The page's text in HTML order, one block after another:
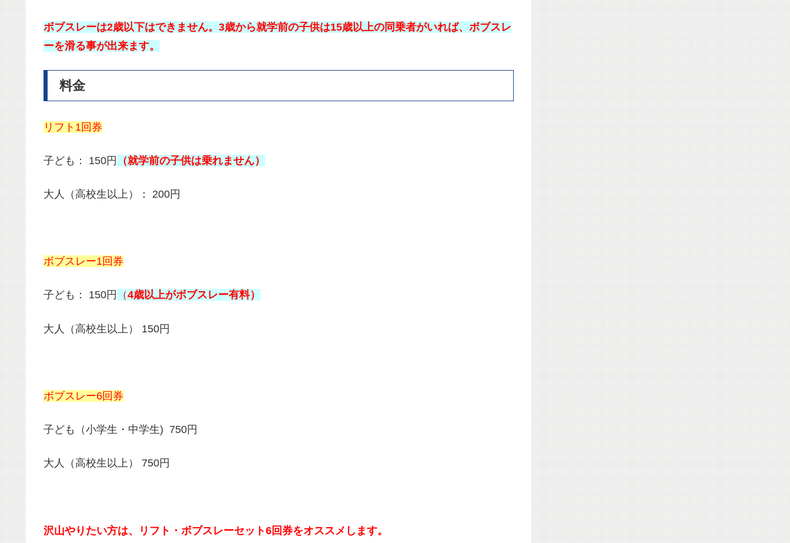
ボブスレーは2歳以下はできません。 3歳から就学前の子供は15歳以上の同乗者がいれば、ボブスレ
ーを滑る事が出来ます。
料金
リフト1回券
子ども： 150円 （就学前の子供は乗れません）
大人（高校生以上）： 200円
ボブスレー1回券
子ども： 150円 （4歳以上がボブスレー有料）
大人（高校生以上） 150円
ボブスレー6回券
子ども（小学生・中学生) 750円
大人（高校生以上） 750円
沢山やりたい方は、リフト・ボブスレーセット6回券をオススメします。